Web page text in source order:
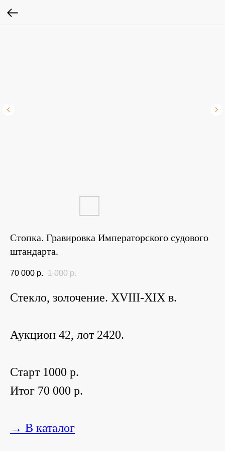
Стопка. Гравировка Императорского судового
штандарта.
70 000 р. 1 000 р.
Стекло, золочение. XVIII-XIX в.
Аукцион 42, лот 2420.
Старт 1000 р.
Итог 70 000 р.
→ В каталог